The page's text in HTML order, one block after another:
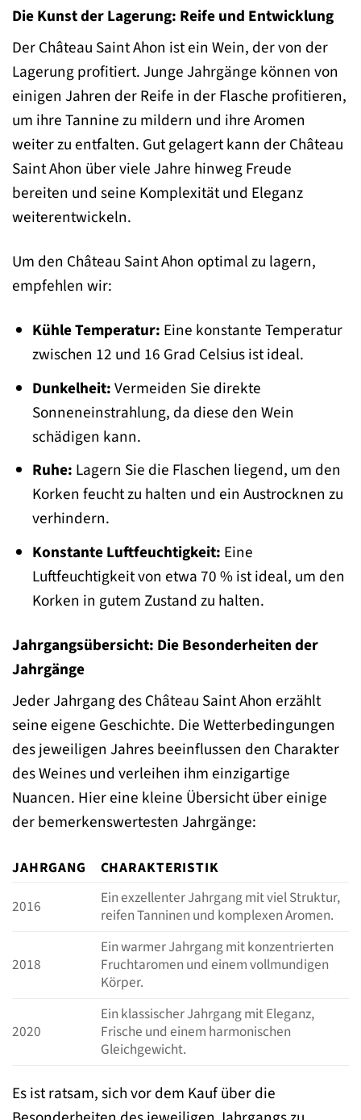
Die Kunst der Lagerung: Reife und Entwicklung
Der Château Saint Ahon ist ein Wein, der von der
Lagerung profitiert. Junge Jahrgänge können von
einigen Jahren der Reife in der Flasche profitieren,
um ihre Tannine zu mildern und ihre Aromen
weiter zu entfalten. Gut gelagert kann der Château
Saint Ahon über viele Jahre hinweg Freude
bereiten und seine Komplexität und Eleganz
weiterentwickeln.
Um den Château Saint Ahon optimal zu lagern,
empfehlen wir:
Kühle Temperatur: Eine konstante Temperatur
zwischen 12 und 16 Grad Celsius ist ideal.
Dunkelheit:Vermeiden Sie direkte
Sonneneinstrahlung, da diese den Wein
schädigen kann.
Ruhe: Lagern Sie die Flaschen liegend, um den
Korken feucht zu halten und ein Austrocknen zu
verhindern.
Konstante Luftfeuchtigkeit: Eine
Luftfeuchtigkeit von etwa 70 % ist ideal, um den
Korken in gutem Zustand zu halten.
Jahrgangsübersicht: Die Besonderheiten der
Jahrgänge
Jeder Jahrgang des Château Saint Ahon erzählt
seine eigene Geschichte. Die Wetterbedingungen
des jeweiligen Jahres beeinflussen den Charakter
des Weines und verleihen ihm einzigartige
Nuancen. Hier eine kleine Übersicht über einige
der bemerkenswertesten Jahrgänge:
JAHRGANG
CHARAKTERISTIK
2016
Ein exzellenter Jahrgang mit viel Struktur,
reifen Tanninen und komplexen Aromen.
2018
Ein warmer Jahrgang mit konzentrierten
Fruchtaromen und einem vollmundigen
Körper.
2020
Ein klassischer Jahrgang mit Eleganz,
Frische und einem harmonischen
Gleichgewicht.
Es ist ratsam, sich vor dem Kauf über die